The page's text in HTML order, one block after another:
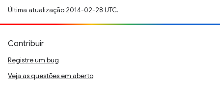
Última atualização 2014-02-28 UTC.
Contribuir
Registre um bug
Veja as questões em aberto